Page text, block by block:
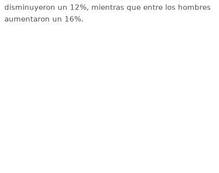
disminuyeron un 12%, mientras que entre los hombres
aumentaron un 16%.